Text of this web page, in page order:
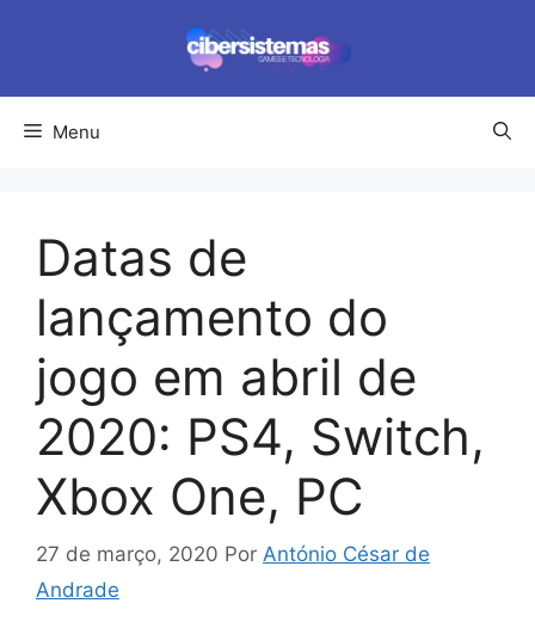
conteúdo
Menu
Datas de
lançamento do
jogo em abril de
2020: PS4, Switch,
Xbox One, PC
27 de março, 2020 Por António César de
Andrade